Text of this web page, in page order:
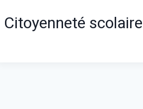
Citoyenneté scolaire